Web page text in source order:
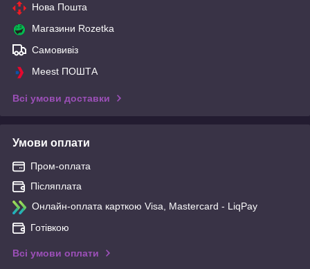
Нова Пошта
Магазини Rozetka
Самовивіз
Meest ПОШТА
Всі умови доставки
Умови оплати
Пром-оплата
Післяплата
Онлайн-оплата карткою Visa, Mastercard - LiqPay
Готівкою
Всі умови оплати